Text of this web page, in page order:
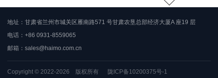
地址：甘肃省兰州市城关区雁南路571 号甘肃农垦总部经济大厦A 座19 层
电话：+86 0931-8559065
邮箱： sales@haimo.com.cn
Copyright © 2022-2026 版权所有 陇ICP备10200375号-1